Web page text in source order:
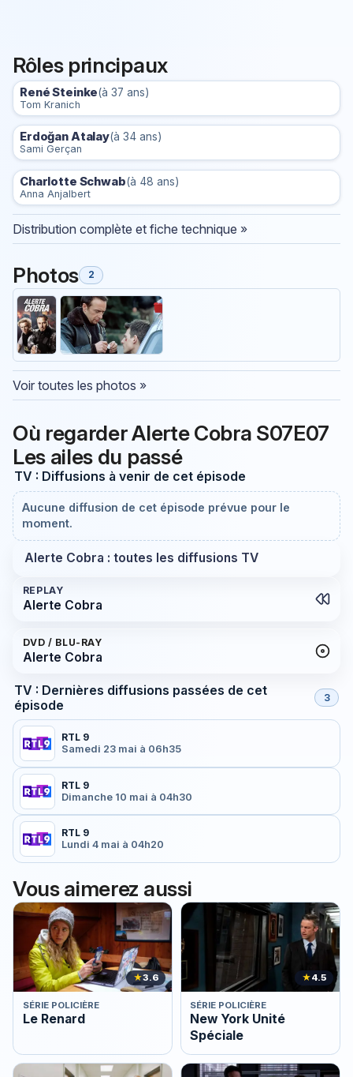
Rôles principaux
René Steinke(à 37 ans)
Tom Kranich
Erdoğan Atalay(à 34 ans)
Sami Gerçan
Charlotte Schwab(à 48 ans)
Anna Anjalbert
Distribution complète et fiche technique »
Photos 2
Voir toutes les photos »
Où regarder Alerte Cobra S07E07
Les ailes du passé
TV : Diffusions à venir de cet épisode
Aucune diffusion de cet épisode prévue pour le
moment.
Alerte Cobra : toutes les diffusions TV
REPLAY
Alerte Cobra
DVD / BLU-RAY
Alerte Cobra
TV : Dernières diffusions passées de cet
épisode
3
RTL 9
Samedi 23 mai à 06h35
RTL 9
Dimanche 10 mai à 04h30
RTL 9
Lundi 4 mai à 04h20
Vous aimerez aussi
★3.6
SÉRIE POLICIÈRE
Le Renard
★4.5
SÉRIE POLICIÈRE
New York Unité
Spéciale